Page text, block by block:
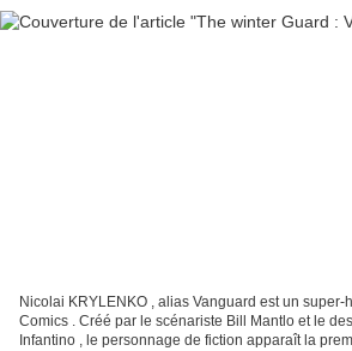
Nicolai KRYLENKO , alias Vanguard est un super-
Comics . Créé par le scénariste Bill Mantlo et le
Infantino , le personnage de fiction apparaît la